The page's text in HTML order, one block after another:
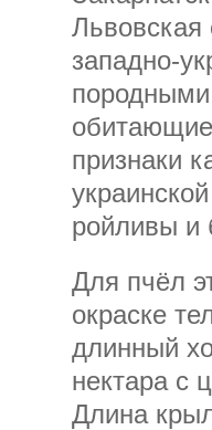
Львовская
западно-
обитающие
признаки
ройливы и
Для пчёл
окраске
длинный
нектара с
Длина